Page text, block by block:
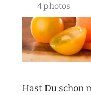
4 photos
Hast Du schon